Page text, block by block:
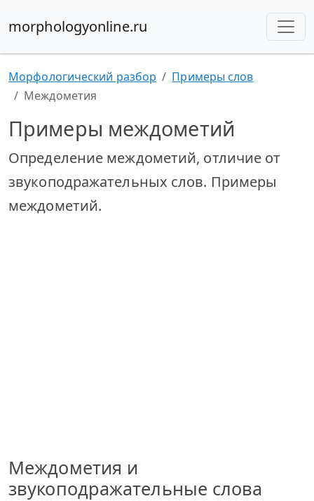
morphologyonline.ru
Морфологический разбор
Примеры слов
Междометия
Примеры междометий
Определение междометий, отличие от
звукоподражательных слов. Примеры
междометий.
Междометия и
звукоподражательные слова